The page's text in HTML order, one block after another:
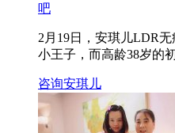
吧
2月19日，安琪儿LDR
小王子，而高龄38岁的
咨询安琪儿